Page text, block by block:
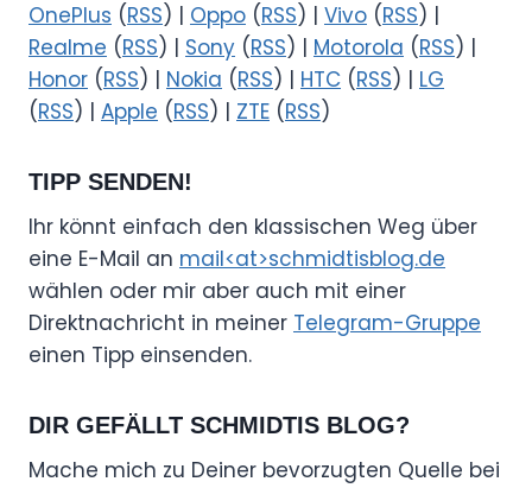
OnePlus (RSS) | Oppo (RSS) | Vivo (RSS) |
Realme (RSS) | Sony (RSS) | Motorola (RSS) |
Honor (RSS) | Nokia (RSS) | HTC (RSS) | LG
(RSS) | Apple (RSS) | ZTE (RSS)
TIPP SENDEN!
Ihr könnt einfach den klassischen Weg über
eine E-Mail an mail<at>schmidtisblog.de
wählen oder mir aber auch mit einer
Direktnachricht in meiner Telegram-Gruppe
einen Tipp einsenden.
DIR GEFÄLLT SCHMIDTIS BLOG?
Mache mich zu Deiner bevorzugten Quelle bei